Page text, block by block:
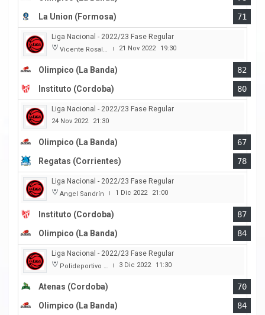
La Union (Formosa)
71
Liga Nacional - 2022/23 Fase Regular
Vicente Rosales | 21 Nov 2022 19:30
Olimpico (La Banda)
82
Instituto (Cordoba)
80
Liga Nacional - 2022/23 Fase Regular
24 Nov 2022 21:30
Olimpico (La Banda)
67
Regatas (Corrientes)
78
Liga Nacional - 2022/23 Fase Regular
Angel Sandrín | 1 Dic 2022 21:00
Instituto (Cordoba)
87
Olimpico (La Banda)
84
Liga Nacional - 2022/23 Fase Regular
Polideportivo Carlos Cerutti | 3 Dic 2022 11:30
Atenas (Cordoba)
70
Olimpico (La Banda)
84